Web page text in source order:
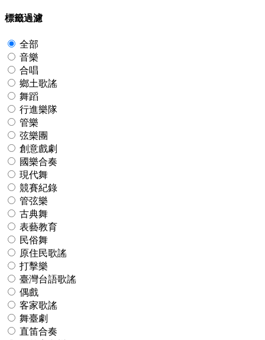
標籤過濾
全部
音樂
合唱
鄉土歌謠
舞蹈
行進樂隊
管樂
弦樂團
創意戲劇
國樂合奏
現代舞
競賽紀錄
管弦樂
古典舞
表藝教育
民俗舞
原住民歌謠
打擊樂
臺灣台語歌謠
偶戲
客家歌謠
舞臺劇
直笛合奏